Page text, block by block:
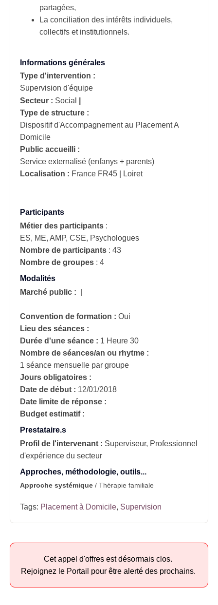
partagées,
La conciliation des intérêts individuels,
collectifs et institutionnels.
Informations générales
Type d'intervention :
Supervision d'équipe
Secteur : Social
Type de structure :
Dispositif d'Accompagnement au Placement A
Domicile
Public accueilli :
Service externalisé (enfanys + parents)
Localisation : France FR45 | Loiret
Participants
Métier des participants :
ES, ME, AMP, CSE, Psychologues
Nombre de participants : 43
Nombre de groupes : 4
Modalités
Marché public :
Convention de formation : Oui
Lieu des séances :
Durée d'une séance : 1 Heure 30
Nombre de séances/an ou rhytme :
1 séance mensuelle par groupe
Jours obligatoires :
Date de début : 12/01/2018
Date limite de réponse :
Budget estimatif :
Prestataire.s
Profil de l'intervenant : Superviseur, Professionnel
d'expérience du secteur
Approches, méthodologie, outils...
Approche systémique / Thérapie familiale
Tags: Placement à Domicile, Supervision
Cet appel d'offres est désormais clos.
Rejoignez le Portail pour être alerté des prochains.